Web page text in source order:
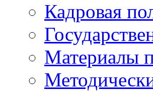
Кадровая
Материалы